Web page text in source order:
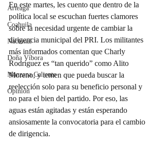
Arteaga
Coahuila
Nacional
Doña Víbora
Manzana Caliente
Opinión
En este martes, les cuento que dentro de la
política local se escuchan fuertes clamores
sobre la necesidad urgente de cambiar la
dirigencia municipal del PRI. Los militantes
más informados comentan que Charly
Rodríguez es “tan querido” como Alito
Moreno, y temen que pueda buscar la
reelección solo para su beneficio personal y
no para el bien del partido. Por eso, las
aguas están agitadas y están esperando
ansiosamente la convocatoria para el cambio
de dirigencia.